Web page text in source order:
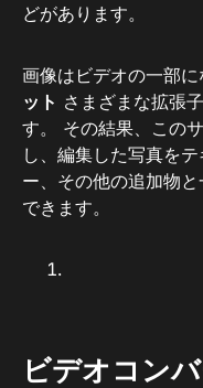
どがあります。
画像はビデオの一部
ット さまざまな拡張
す。 その結果、この
し、編集した写真を
ー、その他の追加物
できます。
ビデオコン